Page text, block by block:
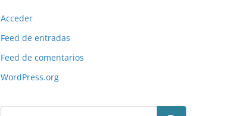
Acceder
Feed de entradas
Feed de comentarios
WordPress.org